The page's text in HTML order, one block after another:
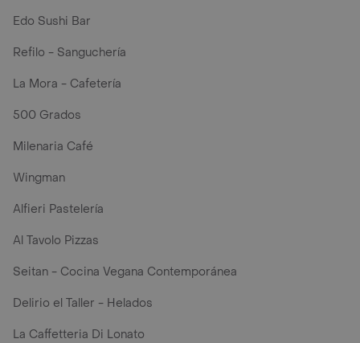
Edo Sushi Bar
Refilo - Sanguchería
La Mora - Cafetería
500 Grados
Milenaria Café
Wingman
Alfieri Pastelería
Al Tavolo Pizzas
Seitan - Cocina Vegana Contemporánea
Delirio el Taller - Helados
La Caffetteria Di Lonato